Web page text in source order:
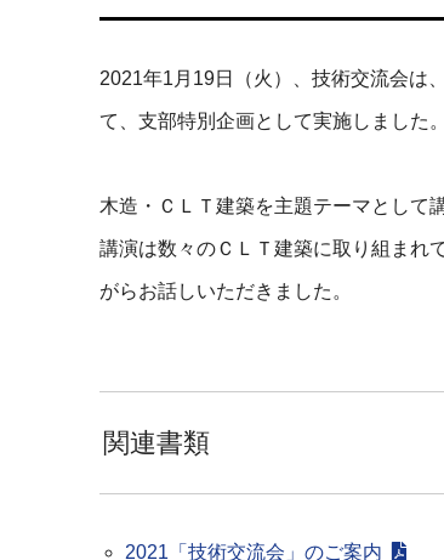
2021年1月19日（火）、技術交流会は
て、支部特別企画として実施しました。
木造・ＣＬＴ建築を主題テーマとして
講演は数々のＣＬＴ建築に取り組まれ
がらお話しいただきました。
関連書類
2021「技術交流会」のご案内